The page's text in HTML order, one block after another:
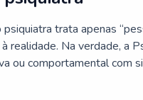
trata apenas
realidade. Na verdade, a
ou comportamental com